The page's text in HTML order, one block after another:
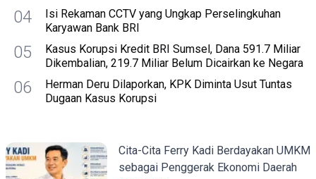
04
Isi Rekaman CCTV yang Ungkap Perselingkuhan
Karyawan Bank BRI
05
Kasus Korupsi Kredit BRI Sumsel, Dana 591.7 Miliar
Dikembalian, 219.7 Miliar Belum Dicairkan ke Negara
06
Herman Deru Dilaporkan, KPK Diminta Usut Tuntas
Dugaan Kasus Korupsi
Cita-Cita Ferry Kadi Berdayakan UMKM
sebagai Penggerak Ekonomi Daerah